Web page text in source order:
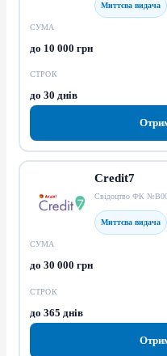
Миттєва видача
СУМА
до 10 000 грн
СТРОК
до 30 днів
Credit7
Свідоцтво ФК
Миттєва видача
СУМА
до 30 000 грн
СТРОК
до 365 днів